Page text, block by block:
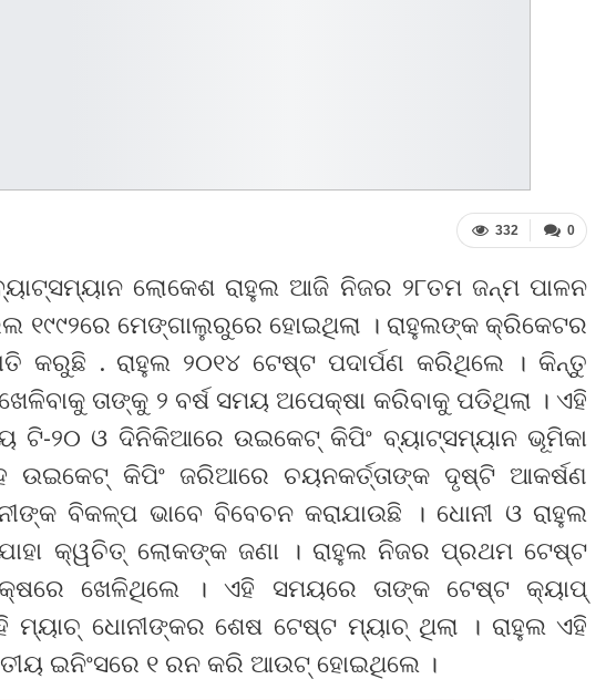
0
332
ଲୋକେଶ ରାହୁଲ ଆଜି ନିଜର ୨୮ତମ ଜନ୍ମ ପାଳନ
୧୯୯୨ରେ ମେଙ୍ଗାଲୁରୁରେ ହୋଇଥିଲା । ରାହୁଲଙ୍କ କ୍ରିକେଟର
କରୁଛି . ରାହୁଲ ୨୦୧୪ ଟେଷ୍ଟ ପଦାର୍ପଣ କରିଥିଲେ । କିନ୍ତୁ
ତାଙ୍କୁ ୨ ବର୍ଷ ସମୟ ଅପେକ୍ଷା କରିବାକୁ ପଡିଥିଲା । ଏହି
ଟି-୨୦ ଓ ଦିନିକିଆରେ ଉଇକେଟ୍ କିପିଂ ବ୍ୟାଟ୍ସମ୍ୟାନ ଭୂମିକା
ଉଇକେଟ୍ କିପିଂ ଜରିଆରେ ଚୟନକର୍ତ୍ତାଙ୍କ ଦୃଷ୍ଟି ଆକର୍ଷଣ
ବିକଳ୍ପ ଭାବେ ବିବେଚନ କରାଯାଉଛି । ଧୋନୀ ଓ ରାହୁଲ
କ୍ୱଚିତ୍ ଲୋକଙ୍କ ଜଣା । ରାହୁଲ ନିଜର ପ୍ରଥମ ଟେଷ୍ଟ
ଖେଳିଥିଲେ । ଏହି ସମୟରେ ତାଙ୍କ ଟେଷ୍ଟ କ୍ୟାପ୍
ମ୍ୟାଚ୍ ଧୋନୀଙ୍କର ଶେଷ ଟେଷ୍ଟ ମ୍ୟାଚ୍ ଥିଲା । ରାହୁଲ ଏହି
ଇନିଂସରେ ୧ ରନ କରି ଆଉଟ୍ ହୋଇଥିଲେ ।